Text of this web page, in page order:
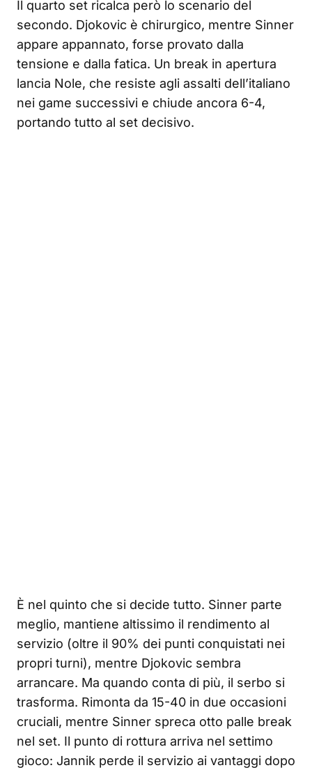
Il quarto set ricalca però lo scenario del
secondo. Djokovic è chirurgico, mentre Sinner
appare appannato, forse provato dalla
tensione e dalla fatica. Un break in apertura
lancia Nole, che resiste agli assalti dell’italiano
nei game successivi e chiude ancora 6-4,
portando tutto al set decisivo.
È nel quinto che si decide tutto. Sinner parte
meglio, mantiene altissimo il rendimento al
servizio (oltre il 90% dei punti conquistati nei
propri turni), mentre Djokovic sembra
arrancare. Ma quando conta di più, il serbo si
trasforma. Rimonta da 15-40 in due occasioni
cruciali, mentre Sinner spreca otto palle break
nel set. Il punto di rottura arriva nel settimo
gioco: Jannik perde il servizio ai vantaggi dopo